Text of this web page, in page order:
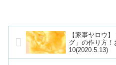
【家事ヤロウ
グ」の作り方！
10(2020.5.13)